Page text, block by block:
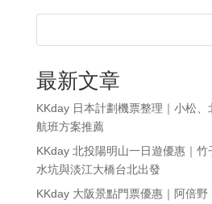
最新文章
KKday 日本計劃機票整理｜小松
航班方案推薦
KKday 北投陽明山一日遊優惠｜
水坑與淡江大橋台北出發
KKday 大阪景點門票優惠｜阿倍